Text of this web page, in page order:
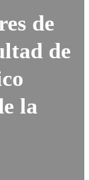
de
de
la